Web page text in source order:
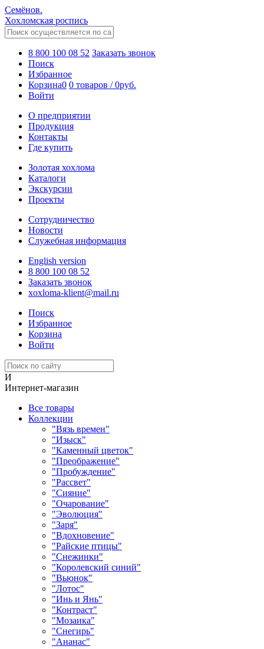
Семёнов.
Хохломская роспись
8 800 100 08 52 Заказать звонок
Поиск
Избранное
Корзина0 0 товаров /0руб.
Войти
О предприятии
Продукция
Контакты
Где купить
Золотая хохлома
Каталоги
Экскурсии
Проекты
Сотрудничество
Новости
Служебная информация
English version
8 800 100 08 52
Заказать звонок
xoxloma-klient@mail.ru
Поиск
Избранное
Корзина
Войти
И
Интернет-магазин
Все товары
Коллекции
"Вязь времен"
"Изыск"
"Каменный цветок"
"Преображение"
"Пробуждение"
"Рассвет"
"Сияние"
"Очарование"
"Эволюция"
"Заря"
"Вдохновение"
"Райские птицы"
"Снежинки"
"Королевский синий"
"Вьюнок"
"Лотос"
"Инь и Янь"
"Контраст"
"Мозаика"
"Снегирь"
"Ананас"